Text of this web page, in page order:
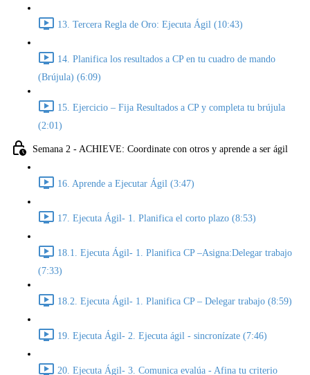
13. Tercera Regla de Oro: Ejecuta Ágil (10:43)
14. Planifica los resultados a CP en tu cuadro de mando
(Brújula) (6:09)
15. Ejercicio – Fija Resultados a CP y completa tu brújula
(2:01)
Semana 2 - ACHIEVE: Coordinate con otros y aprende a ser ágil
16. Aprende a Ejecutar Ágil (3:47)
17. Ejecuta Ágil- 1. Planifica el corto plazo (8:53)
18.1. Ejecuta Ágil- 1. Planifica CP –Asigna:Delegar trabajo
(7:33)
18.2. Ejecuta Ágil- 1. Planifica CP – Delegar trabajo (8:59)
19. Ejecuta Ágil- 2. Ejecuta ágil - sincronízate (7:46)
20. Ejecuta Ágil- 3. Comunica evalúa - Afina tu criterio